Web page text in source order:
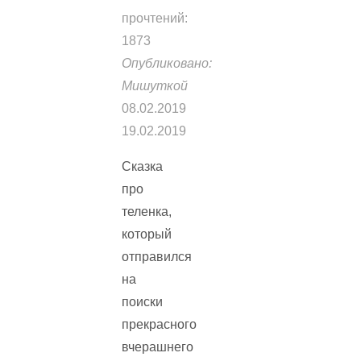
прочтений:
1873
Опубликовано:
Мишуткой
08.02.2019
19.02.2019
Сказка
про
теленка,
который
отправился
на
поиски
прекрасного
вчерашнего